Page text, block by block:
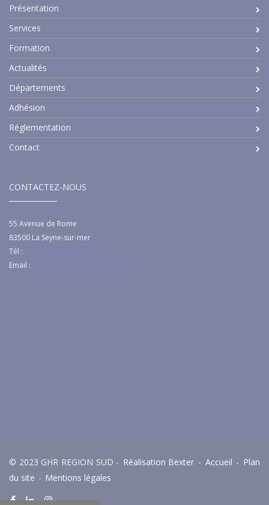
Présentation
Services
Formation
Actualités
Départements
Adhésion
Réglementation
Contact
CONTACTEZ-NOUS
55 Avenue de Rome
83500 La Seyne-sur-mer
Tél : +33 (0)4 94 92 92 04
Email : c.thibault@ghr-region-sud.fr
© 2023 GHR REGION SUD - Réalisation Bexter - Accueil - Plan
du site - Mentions légales